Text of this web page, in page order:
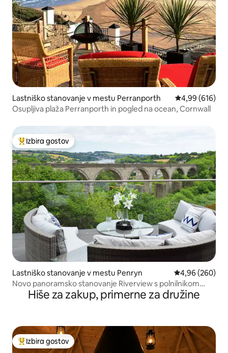
Lastniško stanovanje v mestu Perranporth Povprečna
4,99 (616)
Osupljiva plaža Perranporth in pogled na ocean, Cornwall
Najbolj priljubljena prenočišča z značko »Izbira gostov«
Izbira gostov
Lastniško stanovanje v mestu Penryn Povprečna
4,96 (260)
Novo panoramsko stanovanje Riverview s polnilnikom
TeslaHiše za zakup, primerne za družine
Najbolj priljubljena prenočišča z značko »Izbira gostov«
Izbira gostov